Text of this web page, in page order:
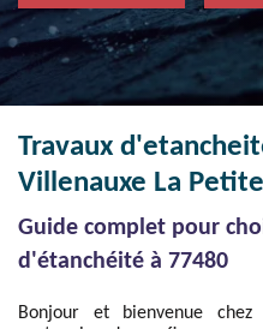
Travaux
Villenauxe La
Guide complet pour
d'étanchéité à 77480
Bonjour et bienvenue chez